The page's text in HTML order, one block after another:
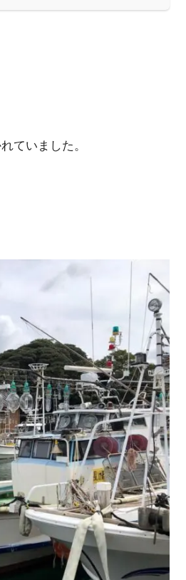
ていました。